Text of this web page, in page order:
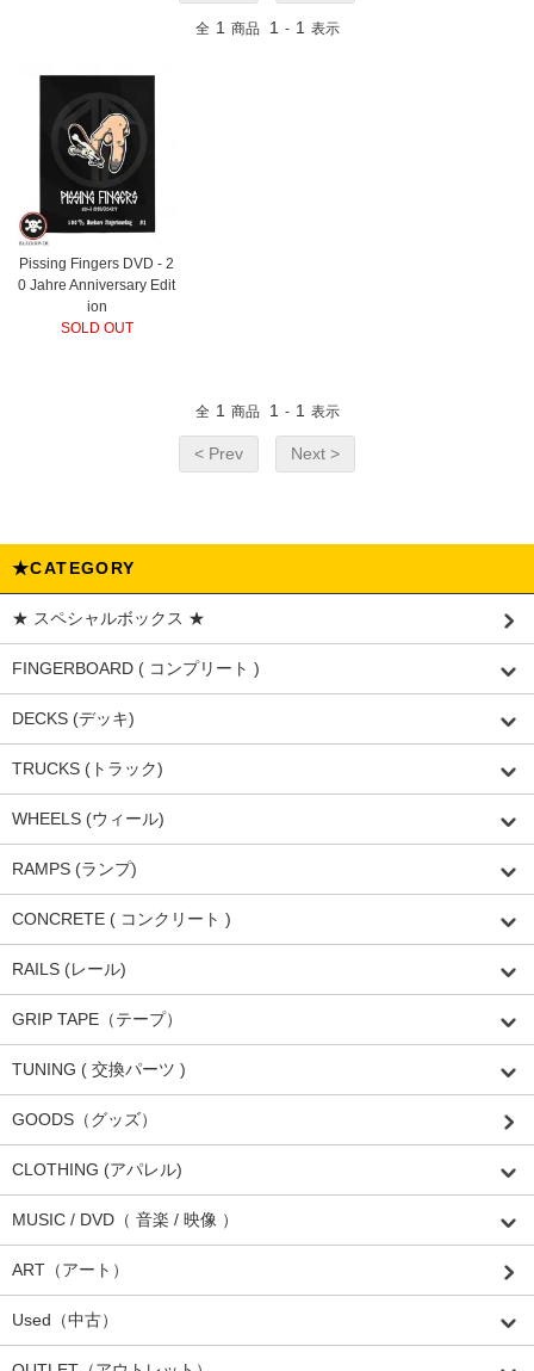
全 1 商品 1 - 1 表示
Pissing Fingers DVD - 2
0 Jahre Anniversary Edit
ion
SOLD OUT
全 1 商品 1 - 1 表示
< Prev Next >
★CATEGORY
★ スペシャルボックス ★
FINGERBOARD ( コンプリート )
DECKS (デッキ)
TRUCKS (トラック)
WHEELS (ウィール)
RAMPS (ランプ)
CONCRETE ( コンクリート )
RAILS (レール)
GRIP TAPE（テープ）
TUNING ( 交換パーツ )
GOODS（グッズ）
CLOTHING (アパレル)
MUSIC / DVD（ 音楽 / 映像 ）
ART（アート）
Used（中古）